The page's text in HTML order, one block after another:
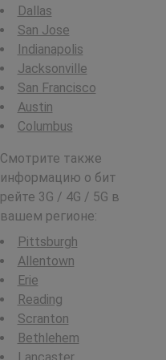
Dallas
San Jose
Indianapolis
Jacksonville
San Francisco
Austin
Columbus
Смотрите также
информацию о бит
рейте 3G / 4G / 5G в
вашем регионе:
Pittsburgh
Allentown
Erie
Reading
Scranton
Bethlehem
Lancaster